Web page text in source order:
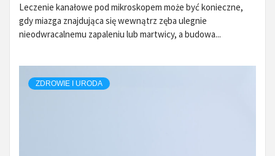
Leczenie kanałowe pod mikroskopem może być konieczne,
gdy miazga znajdująca się wewnątrz zęba ulegnie
nieodwracalnemu zapaleniu lub martwicy, a budowa...
ZDROWIE I URODA